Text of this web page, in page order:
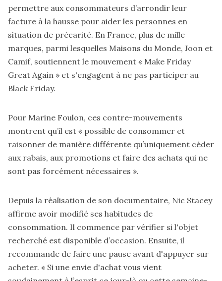
permettre aux consommateurs d’arrondir leur
facture à la hausse pour aider les personnes en
situation de précarité. En France, plus de mille
marques, parmi lesquelles Maisons du Monde, Joon et
Camif, soutiennent le mouvement « Make Friday
Great Again » et s'engagent à ne pas participer au
Black Friday.
Pour Marine Foulon, ces contre-mouvements
montrent qu’il est « possible de consommer et
raisonner de manière différente qu’uniquement céder
aux rabais, aux promotions et faire des achats qui ne
sont pas forcément nécessaires ».
Depuis la réalisation de son documentaire, Nic Stacey
affirme avoir modifié ses habitudes de
consommation. Il commence par vérifier si l'objet
recherché est disponible d’occasion. Ensuite, il
recommande de faire une pause avant d'appuyer sur
acheter. « Si une envie d'achat vous vient